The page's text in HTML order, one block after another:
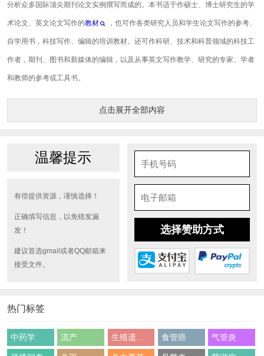
分析众多国际顶尖期刊论文实例撰写而成的。本书适于作硕士、博士研究生的学
术论文、英文论文写作的教材 ，也可作各类研究人员和学生论文写作的参考、
自学用书，科技写作、编辑的培训教材。还可作科研、技术和科普领域的科技工
作者，期刊、图书和新媒体的编辑，以及从事英文写作教学、研究的专家、学者
和教师的参考或工具书。
点击展开全部内容
温馨提示
有偿提供资源，谨慎选择！
正确填写信息，以免错发漏
发！
建议首选gmail或者QQ邮箱来
接受文件。
选择赞助方式
热门标签
中药学 流产 生殖遗传学 食管癌 气管炎